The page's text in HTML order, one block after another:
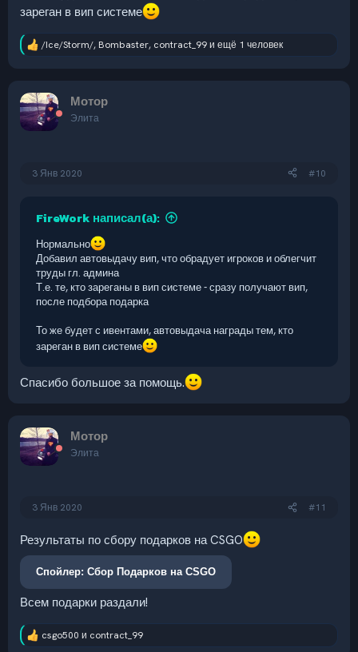
зареган в вип системе
Р
ц
и
и
/Ice/Storm/, Bombaster, contract_99и ещё 1 человек
Мотор
Элита
3 Янв 2020 #10
FireWork написал(а):
Нормально
Добавил автовыдачу вип, что обрадует игроков и облегчит
труды гл. админа
Т.е. те, кто зареганы в вип системе - сразу получают вип,
после подбора подарка
То же будет с ивентами, автовыдача награды тем, кто
зареган в вип системе
Спасибо большое за помощь.
Мотор
Элита
3 Янв 2020 #11
Результаты по сбору подарков на CSGO
Спойлер: Сбор Подарков на CSGO
Всем подарки раздали!
Р
csgo500 и contract_99